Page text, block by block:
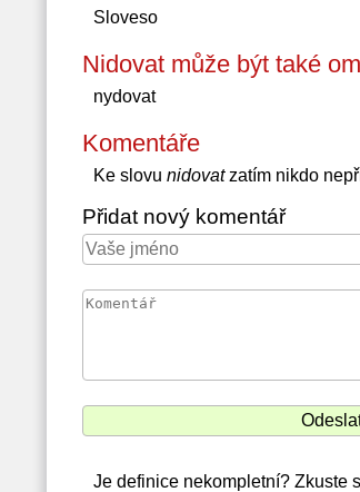
Sloveso
Nidovat může být také
nydovat
Komentáře
Ke slovu nidovatzatím nikdo
Přidat nový komentář
Je definice nekompletní? Zkuste